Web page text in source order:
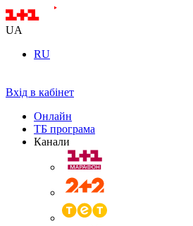
UA
RU
Вхід в кабінет
Онлайн
ТБ програма
Канали